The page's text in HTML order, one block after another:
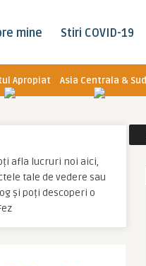
mine Stiri COVID-19
Apropiat Asia Centrala & Sud
afla lucruri noi aici,
tale de vedere sau
și poți descoperi o